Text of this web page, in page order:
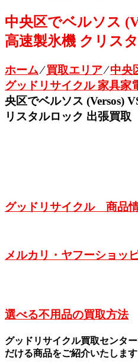
中央区でベルソス
高速製氷機 クリス
ホーム⁄買取エリア⁄中央
グッドリサイクル 家具家
央区でベルソス (Versos)
リスタルロック 出張買取
グッドリサイクル 商品
メルカリ・ヤフーショッ
選べる不用品の買取方法
グッドリサイクル買取センタ
だける商品をご紹介いたします